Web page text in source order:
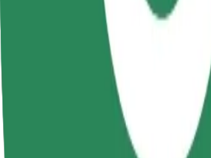
Større biler med mer ben- og oppbevaringsplass